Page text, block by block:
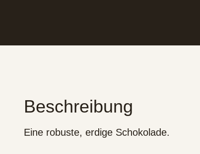
Beschreibung
Eine robuste, erdige Schokolade.